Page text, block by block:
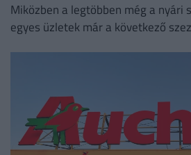
Miközben a legtöbben még a nyári
egyes üzletek már a következő